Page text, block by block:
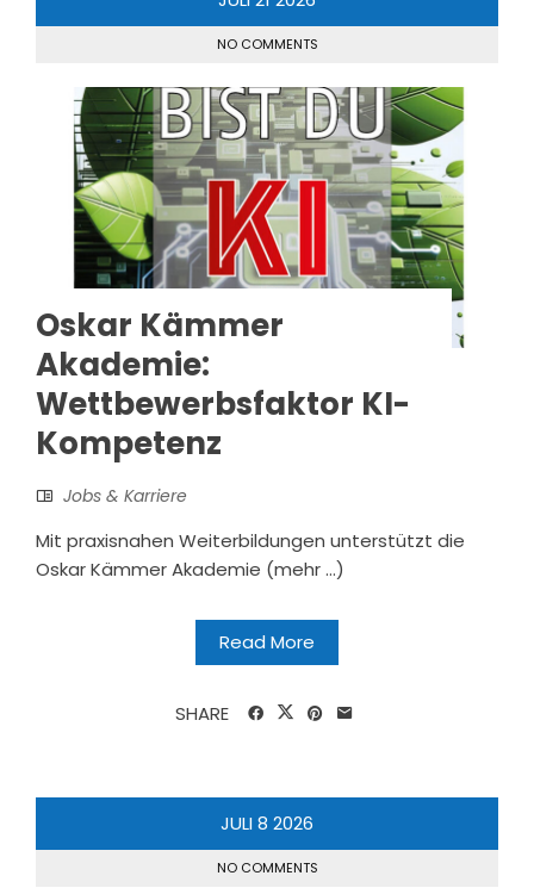
NO COMMENTS
Oskar Kämmer
Akademie:
Wettbewerbsfaktor KI-
Kompetenz
Jobs & Karriere
Mit praxisnahen Weiterbildungen unterstützt die
Oskar Kämmer Akademie (mehr …)
Read More
SHARE
JULI8 2026
NO COMMENTS